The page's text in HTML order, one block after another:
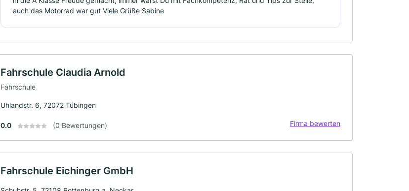
auch das Motorrad war gut Viele Grüße Sabine
Fahrschule Claudia Arnold
Fahrschule
Uhlandstr. 6, 72072 Tübingen
0.0 (0 Bewertungen) Firma bewerten
Fahrschule Eichinger GmbH